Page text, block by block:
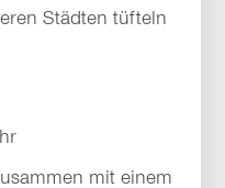
Städten tüfteln
mit einem